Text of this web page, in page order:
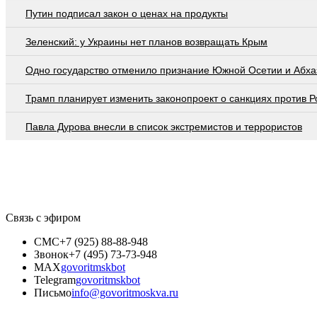
Путин подписал закон о ценах на продукты
Зеленский: у Украины нет планов возвращать Крым
Одно государство отменило признание Южной Осетии и
Трамп планирует изменить законопроект о санкциях против
Павла Дурова внесли в список экстремистов и террористов
Связь с эфиром
СМС+7 (925) 88-88-948
Звонок+7 (495) 73-73-948
MAXgovoritmskbot
Telegramgovoritmskbot
Письмоinfo@govoritmoskva.ru